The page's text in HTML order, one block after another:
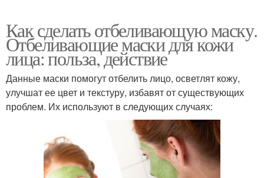
Как сделать отбеливающую маску.
Отбеливающие маски для кожи
лица: польза, действие
Данные маски помогут отбелить лицо, осветлят кожу,
улучшат ее цвет и текстуру, избавят от существующих
проблем. Их используют в следующих случаях: